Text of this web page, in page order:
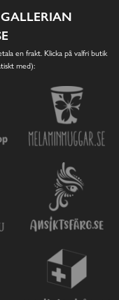
en frakt. Klicka på valfri butik
med):